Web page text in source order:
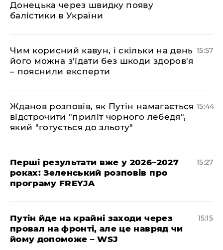
Донецька через швидку появу
балістики в України
Чим корисний кавун, і скільки на день
його можна з'їдати без шкоди здоров'я
– пояснили експерти
15:57
Жданов розповів, як Путін намагається
відстрочити "приліт чорного лебедя",
який "готується до зльоту"
15:44
Перші результати вже у 2026–2027
роках: Зеленський розповів про
програму FREYJA
15:27
Путін йде на крайні заходи через
провал на фронті, але це навряд чи
йому допоможе – WSJ
15:15